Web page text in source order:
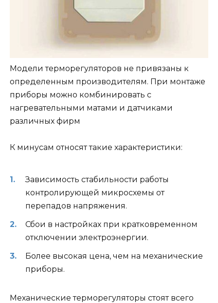
Модели терморегуляторов не привязаны к
определенным производителям. При монтаже
приборы можно комбинировать с
нагревательными матами и датчиками
различных фирм
К минусам относят такие характеристики:
Зависимость стабильности работы
контролирующей микросхемы от
перепадов напряжения.
Сбои в настройках при кратковременном
отключении электроэнергии.
Более высокая цена, чем на механические
приборы.
Механические терморегуляторы стоят всего